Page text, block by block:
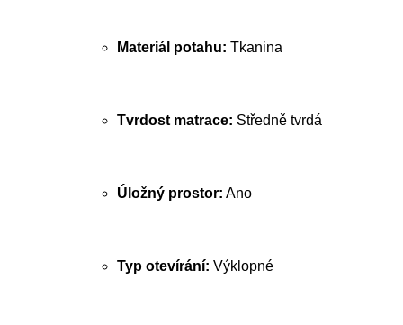
Materiál potahu: Tkanina
Tvrdost matrace: Středně tvrdá
Úložný prostor: Ano
Typ otevírání: Výklopné